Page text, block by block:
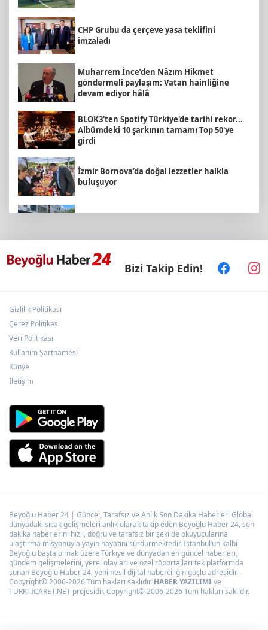
CHP Grubu da çerçeve yasa teklifini
imzaladı
Muharrem İnce’den Nâzım Hikmet
göndermeli paylaşım: Vatan hainliğine
devam ediyor hâlâ
BLOK3'ten Spotify Türkiye'de tarihi rekor...
Albümdeki 10 şarkının tamamı Top 50'ye
girdi
İzmir Bornova’da doğal lezzetler halkla
buluşuyor
“Bu Kampta Hayat Var” projesi özel
bireylere yaz tatili sunuyor
Bizi Takip Edin!
Gizlilik Politikası
Çerez Politikası
Veri Politikası
Kullanım Şartnamesi
Künye
İletişim
Beyoğlu Haber 24 | Güncel, Tarafsız ve Anlık Son Dakika Haberleri Global
dünyadaki sıcak gelişmeleri anlık olarak takip eden Beyoğlu Haber 24, son
dakika haberlerini hızlı, doğru ve tarafsız bir şekilde okuyucularına
ulaştırma misyonuyla yayın hayatını sürdürmektedir. İstanbul’un kalbi
Beyoğlu başta olmak üzere Türkiye ve dünyadan en güncel haberleri,
gündem gelişmelerini, yerel olayları ve özel röportajları tek platformda
sunan Beyoğlu Haber 24, yeni nesil dijital haberciliğin güçlü adresidir. -
Copyright© 2006-2026 Tüm hakları saklıdır. HABER YAZILIMIve
TURKTICARET.NET projesidir. Copyright© 2006-2026 Tüm hakları saklıdır.